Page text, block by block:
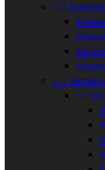
 
  Vernici
 